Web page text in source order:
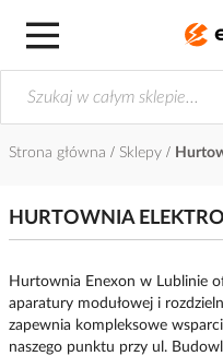
Strona główna Sklepy
HURTOWNIA
Hurtownia Enexon w Lublinie
aparatury modułowej i
zapewnia kompleksowe
naszego punktu przy ul.